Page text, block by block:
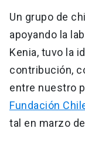
Un grupo de
apoyando la
Kenia, tuvo la
contribución,
entre nuestro
Fundación
tal en marzo